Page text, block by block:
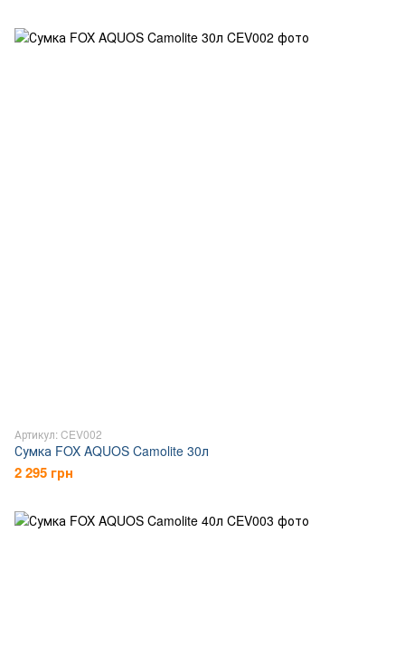
Артикул: CEV002
Сумка FOX AQUOS Camolite 30л
2 295 грн